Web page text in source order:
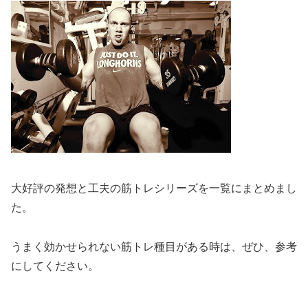
大好評の発想と工夫の筋トレシリーズを一覧にまとめまし
た。
うまく効かせられない筋トレ種目がある時は、ぜひ、参考
にしてください。